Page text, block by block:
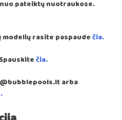
pateiktų nuotraukose.
modelių rasite paspaudečia.
čia.
arba